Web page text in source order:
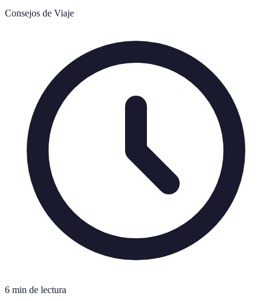
Consejos de Viaje
6 min de lectura